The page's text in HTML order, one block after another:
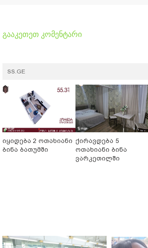
გააკეთეთ კომენტარი
SS.GE
იყიდება 2 ოთახიანი
ბინა ბათუმში
ქირავდება 5
ოთახიანი ბინა
ვარკეთილში